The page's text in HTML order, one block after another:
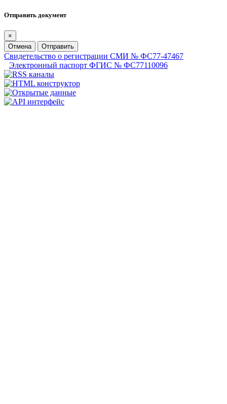
Отправить документ
×
Отмена
Отправить
Свидетельство о регистрации СМИ № ФС77-47467
Электронный паспорт ФГИС № ФС77110096